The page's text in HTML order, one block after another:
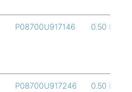
P08700U917146 0.50 L
P08700U917246 0.50 L